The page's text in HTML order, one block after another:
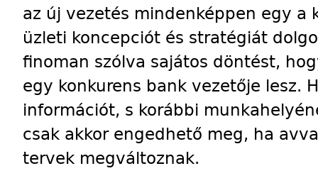
az új vezetés mindenképpen egy a
üzleti koncepciót és stratégiát
finoman szólva sajátos döntést,
egy konkurens bank vezetője lesz.
információt, s korábbi
csak akkor engedhető meg, ha
tervek megváltoznak.